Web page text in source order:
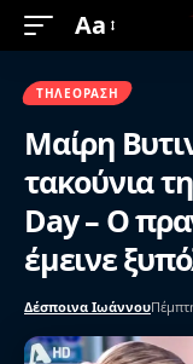
Aa
ΤΗΛΕΌΡΑΣΗ
Μαίρη
τακούνια
Day – Ο
έμεινε
Δέσποινα Ιωάννου